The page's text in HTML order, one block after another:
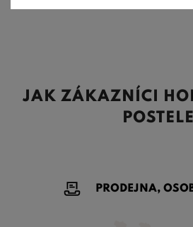
JAK ZÁKAZNÍCI
POSTELE
PRODEJNA,